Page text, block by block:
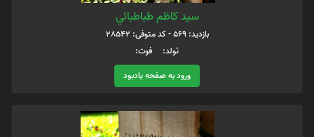
سيد كاظم طباطبائي
بازدید: 569 - کد متوفی: 28542
تولد: فوت:
ورود به صفحه یادبود